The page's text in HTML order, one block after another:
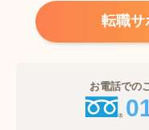
転職サ
お電話での